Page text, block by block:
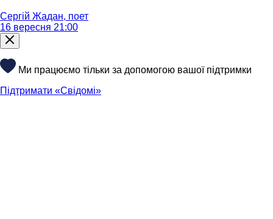
Сергій Жадан, поет
16 вересня 21:00
Ми працюємо тільки за допомогою вашої підтримки
Підтримати «Свідомі»